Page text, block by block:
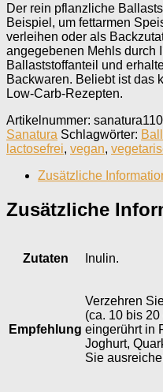
Der rein pflanzliche
Beispiel, um fettarmen
verleihen oder als
angegebenen Mehls durch
Ballaststoffanteil und
Backwaren. Beliebt ist das
Low-Carb-Rezepten.
Artikelnummer:
Sanatura Schlagwörter:
lactosefrei, vegan,
Zusätzliche
Zusätzliche
Zutaten Inulin.
Empfehlung
Verzehren
(ca. 10 bis
eingerührt in
Joghurt,
Sie